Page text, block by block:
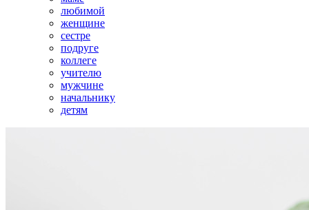
любимой
женщине
сестре
подруге
коллеге
учителю
мужчине
начальнику
детям